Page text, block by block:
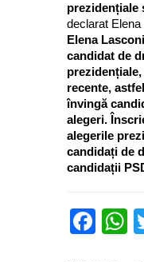
prezidențiale
declarat
Elena
candidat de
recente,
învingă
alegeri.
alegerile
candidați de
candidații